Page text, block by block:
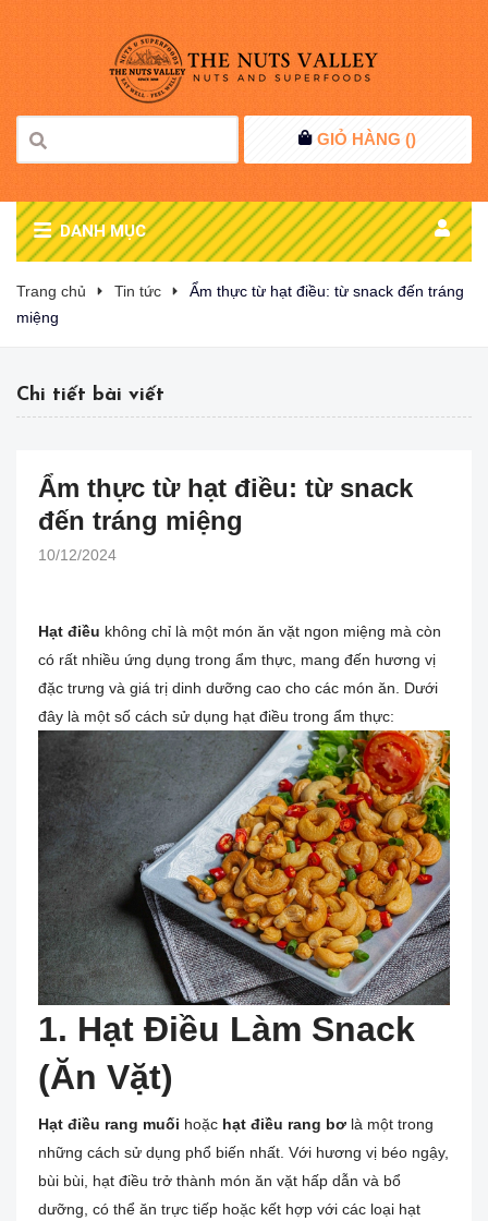
GIỎ HÀNG ()
DANH MỤC
Trang chủ Tin tức
Ẩm thực từ hạt điều: từ snack đến tráng
miệng
Chi tiết bài viết
Ẩm thực từ hạt điều: từ snack
đến tráng miệng
10/12/2024
Hạt điều không chỉ là một món ăn vặt ngon miệng mà còn
có rất nhiều ứng dụng trong ẩm thực, mang đến hương vị
đặc trưng và giá trị dinh dưỡng cao cho các món ăn. Dưới
đây là một số cách sử dụng hạt điều trong ẩm thực:
1. Hạt Điều Làm Snack
(Ăn Vặt)
Hạt điều rang muối hoặc hạt điều rang bơ là một trong
những cách sử dụng phổ biến nhất. Với hương vị béo ngậy,
bùi bùi, hạt điều trở thành món ăn vặt hấp dẫn và bổ
dưỡng, có thể ăn trực tiếp hoặc kết hợp với các loại hạt